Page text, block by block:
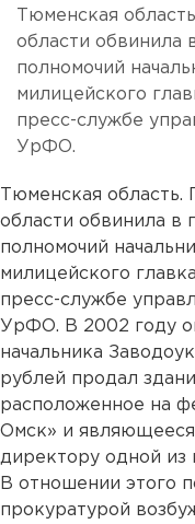
Тюменская
области
полномочий
милицейского
пресс-службе
УрФО.
Тюменская
области обвинила
полномочий
милицейского
пресс-службе
УрФО. В 2002 году
начальника
рублей продал
расположенное на
Омск» и
директору одной из
В отношении этого
прокуратурой